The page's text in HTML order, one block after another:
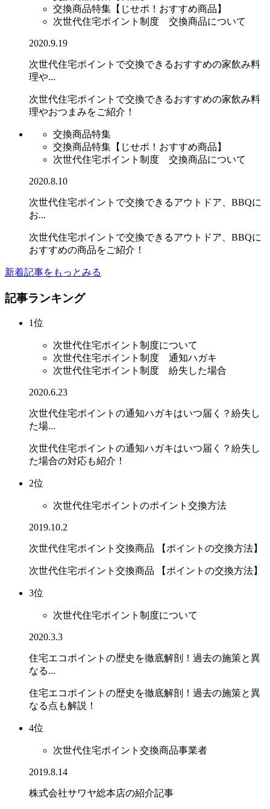
交換商品特集【じせポ！おすすめ商品】
次世代住宅ポイント制度 交換商品について
2020.9.19
次世代住宅ポイントで交換できるおすすめの家飲み料
理や...
次世代住宅ポイントで交換できるおすすめの家飲み料
理やおつまみをご紹介！
交換商品特集
交換商品特集【じせポ！おすすめ商品】
次世代住宅ポイント制度 交換商品について
2020.8.10
次世代住宅ポイントで交換できるアウトドア、BBQに
お...
次世代住宅ポイントで交換できるアウトドア、BBQに
おすすめの商品をご紹介！
新着記事をもっとみる
記事ランキング
1位
次世代住宅ポイント制度について
次世代住宅ポイント制度 通知ハガキ
次世代住宅ポイント制度 紛失した場合
2020.6.23
次世代住宅ポイントの通知ハガキはいつ届く？紛失し
た場...
次世代住宅ポイントの通知ハガキはいつ届く？紛失し
た場合の対応も紹介！
2位
次世代住宅ポイントのポイント交換方法
2019.10.2
次世代住宅ポイント交換商品 【ポイントの交換方法】
次世代住宅ポイント交換商品 【ポイントの交換方法】
3位
次世代住宅ポイント制度について
2020.3.3
住宅エコポイントの歴史を徹底解剖！過去の施策と異
なる...
住宅エコポイントの歴史を徹底解剖！過去の施策と異
なる点も解説！
4位
次世代住宅ポイント交換商品事業者
2019.8.14
株式会社サワヤ総本店の紹介記事